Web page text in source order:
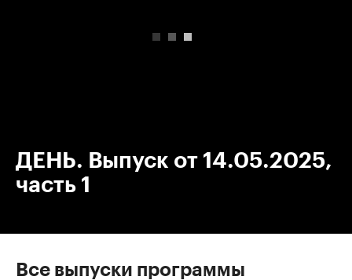
ДЕНЬ. Выпуск от 14.05.2025,
часть 1
Все выпуски программы